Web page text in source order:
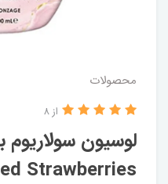
محصولات
لوسیون سولاریوم
Strawberries
از 8